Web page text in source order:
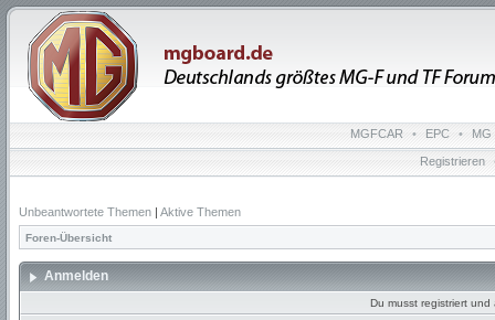
MGFCAR • EPC • MG
Registrieren
Unbeantwortete Themen | Aktive Themen
Foren-Übersicht
Anmelden
Du musst registriert